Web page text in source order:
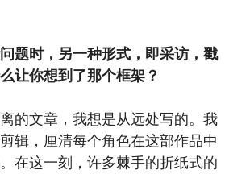
题时，另一种形式，即采访，戳
让你想到了那个框架？
的文章，我想是从远处写的。我
辑，厘清每个角色在这部作品中
在这一刻，许多棘手的折纸式的